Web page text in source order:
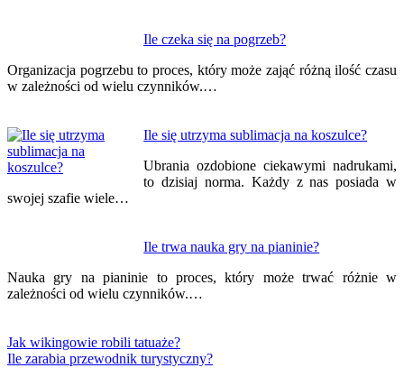
Ile czeka się na pogrzeb?
Organizacja pogrzebu to proces, który może zająć różną ilość czasu
w zależności od wielu czynników.…
Ile się utrzyma sublimacja na koszulce?
Ubrania ozdobione ciekawymi nadrukami,
to dzisiaj norma. Każdy z nas posiada w
swojej szafie wiele…
Ile trwa nauka gry na pianinie?
Nauka gry na pianinie to proces, który może trwać różnie w
zależności od wielu czynników.…
Jak wikingowie robili tatuaże?
Ile zarabia przewodnik turystyczny?